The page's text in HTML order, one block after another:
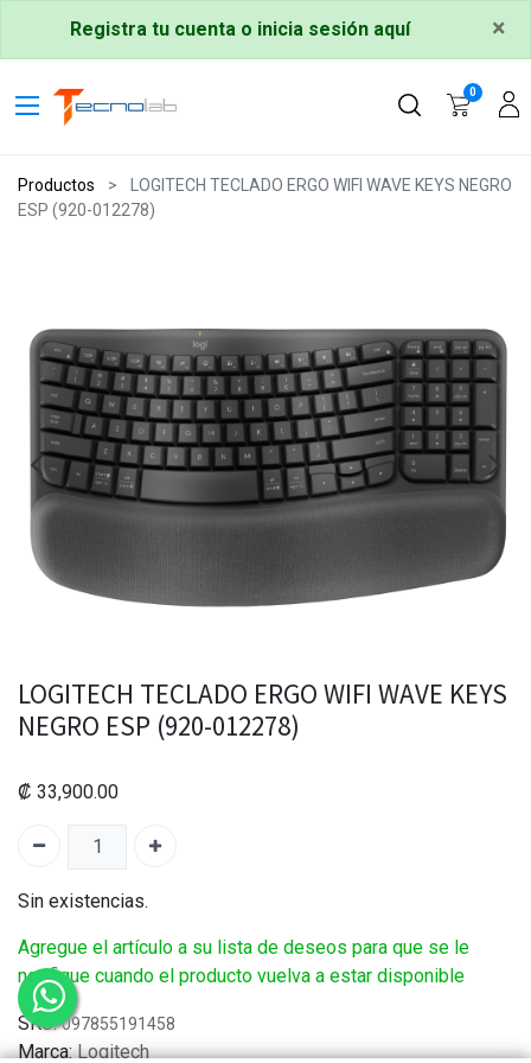
Registra tu cuenta o inicia sesión aquí ×
0
Productos
LOGITECH TECLADO ERGO WIFI WAVE KEYS NEGRO
ESP (920-012278)
LOGITECH TECLADO ERGO WIFI WAVE KEYS
NEGRO ESP (920-012278)
₡ 33,900.00
Sin existencias.
Agregue el artículo a su lista de deseos para que se le
notifique cuando el producto vuelva a estar disponible
SKU: 097855191458
Marca: Logitech